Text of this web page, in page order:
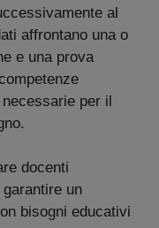
al
affrontano una o
e una prova
per il
docenti
un
bisogni educativi